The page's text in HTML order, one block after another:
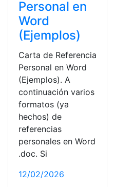
Personal en
Word
(Ejemplos)
Carta de Referencia
Personal en Word
(Ejemplos). A
continuación varios
formatos (ya
hechos) de
referencias
personales en Word
.doc. Si
12/02/2026